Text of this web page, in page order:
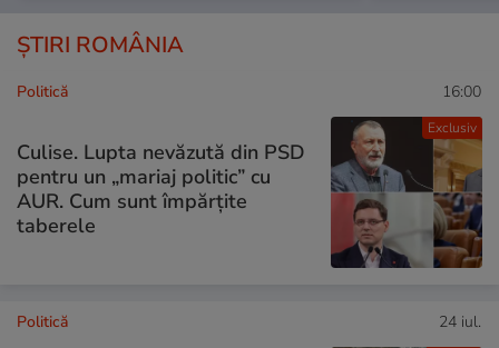
ȘTIRI ROMÂNIA
Exclusiv
Politică 16:00
Culise. Lupta nevăzută din PSD
pentru un „mariaj politic” cu
AUR. Cum sunt împărțite
taberele
Politică 24 iul.